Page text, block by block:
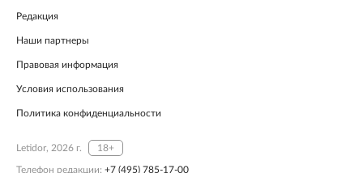
Редакция
Наши партнеры
Правовая информация
Условия использования
Политика конфиденциальности
Letidor, 2026 г. 18+
Телефон редакции: +7 (495) 785-17-00